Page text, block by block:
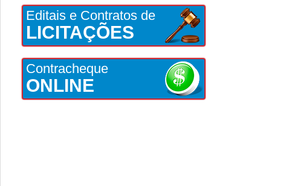
Editais e Contratos de
LICITAÇÕES
Contracheque
ONLINE